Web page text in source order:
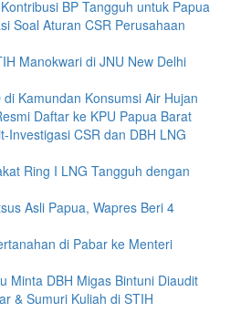
BP Tangguh untuk Papua
Soal Aturan CSR Perusahaan
Manokwari di JNU New Delhi
Kamundan Konsumsi Air Hujan
Daftar ke KPU Papua Barat
Investigasi CSR dan DBH LNG
Ring I LNG Tangguh dengan
Asli Papua, Wapres Beri 4
di Pabar ke Menteri
Minta DBH Migas Bintuni Diaudit
& Sumuri Kuliah di STIH